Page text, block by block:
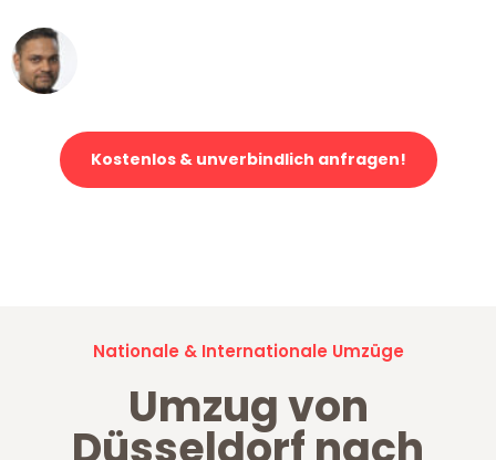
Kostenlos & unverbindlich anfragen!
Nationale & Internationale Umzüge
Umzug von
Düsseldorf nach